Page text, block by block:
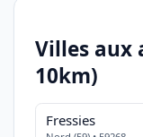
Villes aux
10km)
Fressies